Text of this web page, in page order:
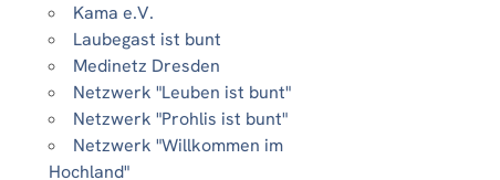
Kama e.V.
Laubegast ist bunt
Medinetz Dresden
Netzwerk "Leuben ist bunt"
Netzwerk "Prohlis ist bunt"
Netzwerk "Willkommen im
Hochland"